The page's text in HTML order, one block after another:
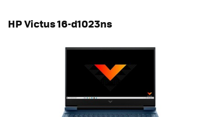
HP Victus 16-d1023ns